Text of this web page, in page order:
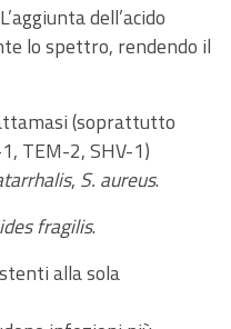
L’aggiunta dell’acido
lo spettro, rendendo il
(soprattutto
TEM-2, SHV-1)
, S. aureus.
fragilis.
alla sola